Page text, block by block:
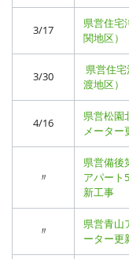
3/17
県営住宅
関地区）
3/30
県営住
渡地区）
4/16
県営松園
メーター
〃
県営備後
アパート
新工事
〃
県営青山
ーター更